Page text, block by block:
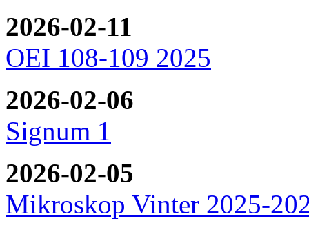
2026-02-11
OEI 108-109 2025
2026-02-06
Signum 1
2026-02-05
Mikroskop Vinter 2025-